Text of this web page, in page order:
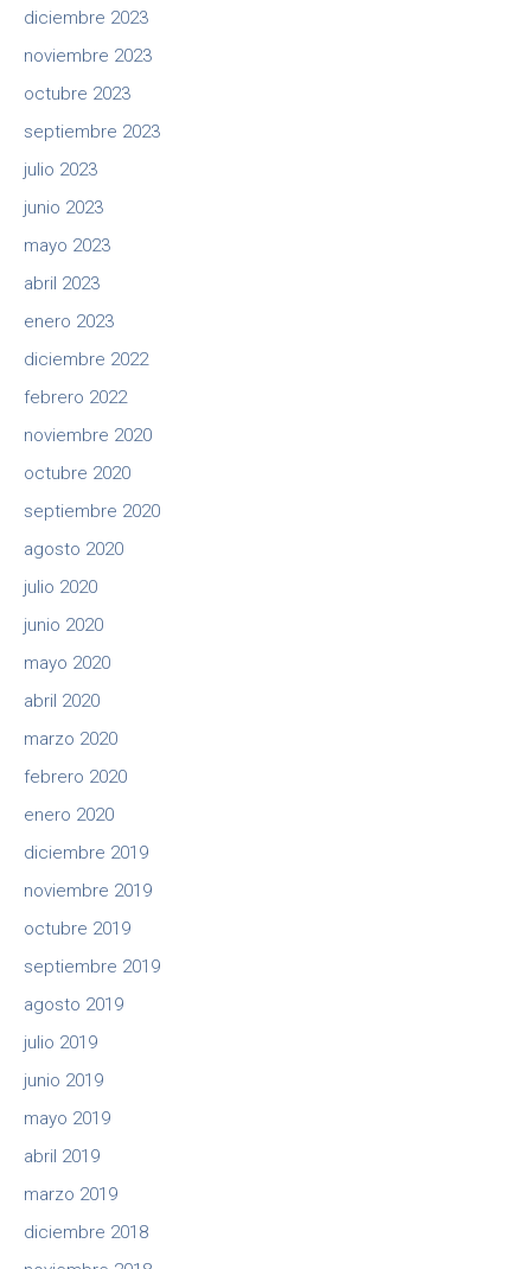
diciembre 2023
noviembre 2023
octubre 2023
septiembre 2023
julio 2023
junio 2023
mayo 2023
abril 2023
enero 2023
diciembre 2022
febrero 2022
noviembre 2020
octubre 2020
septiembre 2020
agosto 2020
julio 2020
junio 2020
mayo 2020
abril 2020
marzo 2020
febrero 2020
enero 2020
diciembre 2019
noviembre 2019
octubre 2019
septiembre 2019
agosto 2019
julio 2019
junio 2019
mayo 2019
abril 2019
marzo 2019
diciembre 2018